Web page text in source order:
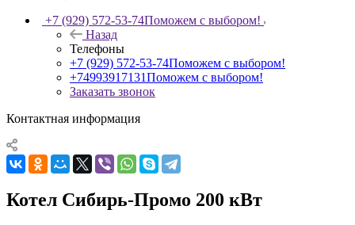
+7 (929) 572-53-74Поможем с выбором!
Назад
Телефоны
+7 (929) 572-53-74Поможем с выбором!
+74993917131Поможем с выбором!
Заказать звонок
Контактная информация
Котел Сибирь-Промо 200 кВт